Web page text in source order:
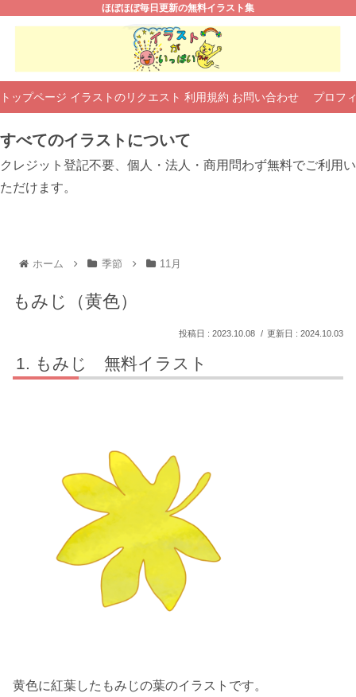
ほぼほぼ毎日更新の無料イラスト集
トップページ イラストのリクエスト 利用規約 お問い合わせ プロフ
すべてのイラストについて
クレジット登記不要、個人・法人・商用問わず無料でご利用い
ただけます。
ホーム 季節 11月
もみじ（黄色）
2023.10.08 2024.10.03
もみじ 無料イラスト
黄色に紅葉したもみじの葉のイラストです。